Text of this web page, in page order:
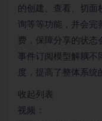
的创建、查看、切面
询等等功能，并会完
费，保障分享的状态
事件订阅模型解耦不
度，提高了整体系统
收起列表
视频：